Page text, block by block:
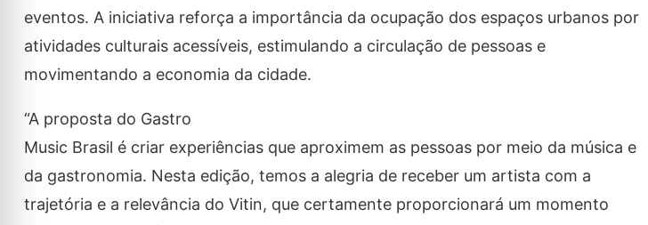
eventos. A iniciativa reforça a importância da ocupação dos espaços urbanos por
atividades culturais acessíveis, estimulando a circulação de pessoas e
movimentando a economia da cidade.
“A proposta do Gastro
Music Brasil é criar experiências que aproximem as pessoas por meio da música e
da gastronomia. Nesta edição, temos a alegria de receber um artista com a
trajetória e a relevância do Vitin, que certamente proporcionará um momento